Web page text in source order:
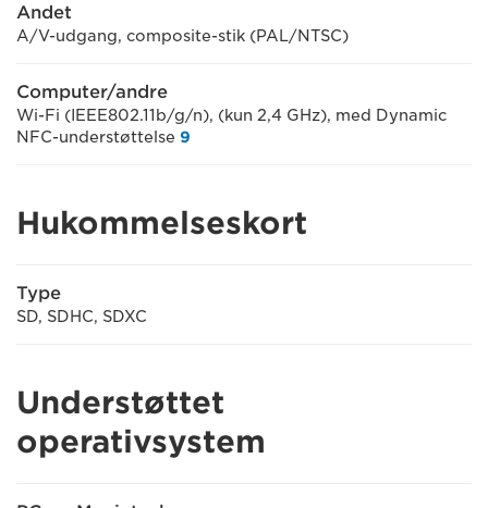
Andet
A/V-udgang, composite-stik (PAL/NTSC)
Computer/andre
Wi-Fi (IEEE802.11b/g/n), (kun 2,4 GHz), med Dynamic
NFC-understøttelse 9
Hukommelseskort
Type
SD, SDHC, SDXC
Understøttet
operativsystem